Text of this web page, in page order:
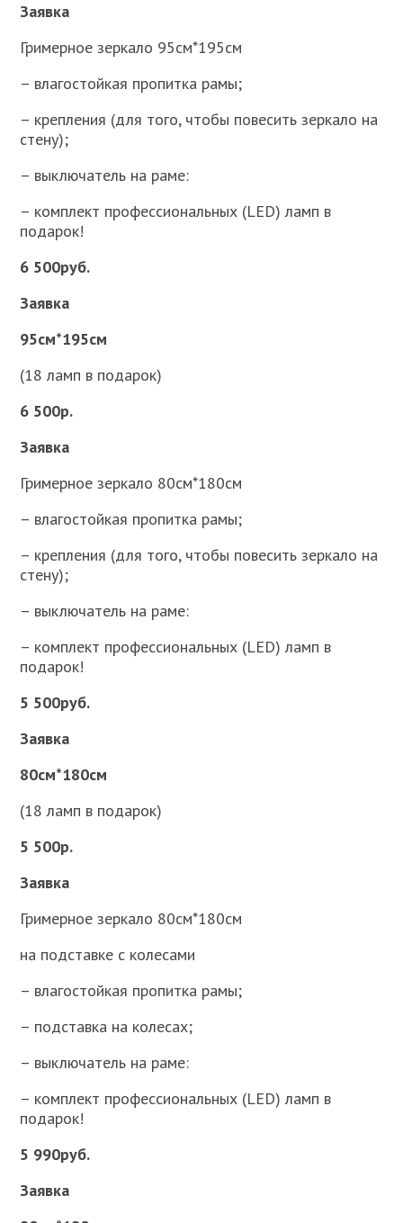
Заявка
Гримерное зеркало 95см*195см
– влагостойкая пропитка рамы;
– крепления (для того, чтобы повесить зеркало на
стену);
– выключатель на раме:
– комплект профессиональных (LED) ламп в
подарок!
6 500руб.
Заявка
95см*195см
(18 ламп в подарок)
6 500р.
Заявка
Гримерное зеркало 80см*180см
– влагостойкая пропитка рамы;
– крепления (для того, чтобы повесить зеркало на
стену);
– выключатель на раме:
– комплект профессиональных (LED) ламп в
подарок!
5 500руб.
Заявка
80см*180см
(18 ламп в подарок)
5 500р.
Заявка
Гримерное зеркало 80см*180см
на подставке с колесами
– влагостойкая пропитка рамы;
– подставка на колесах;
– выключатель на раме:
– комплект профессиональных (LED) ламп в
подарок!
5 990руб.
Заявка